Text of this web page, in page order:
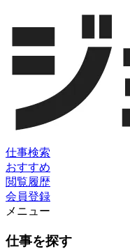
仕事検索
おすすめ
閲覧履歴
会員登録
メニュー
仕事を探す